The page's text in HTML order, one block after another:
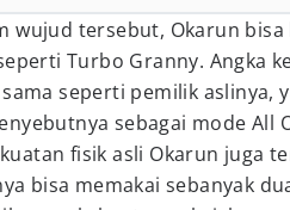
wujud tersebut, Okarun
Turbo Granny. Angka
seperti pemilik aslinya,
sebagai mode All
fisik asli Okarun juga
bisa memakai sebanyak